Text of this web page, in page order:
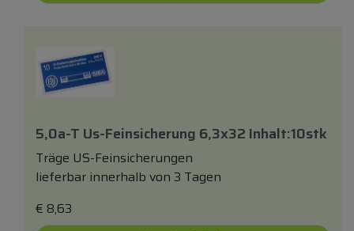
5,0a-T Us-Feinsicherung 6,3x32 Inhalt:10stk
Träge US-Feinsicherungen
lieferbar innerhalb von 3 Tagen
€ 8,63